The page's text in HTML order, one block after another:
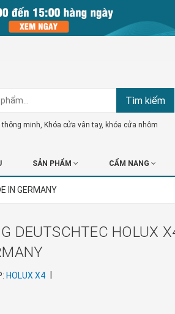
Tìm kiếm
thông minh, Khóa cửa vân tay, khóa cửa nhôm
SẢN PHẨM CẨM NANG
IN GERMANY
DEUTSCHTEC HOLUX
HOLUX X4